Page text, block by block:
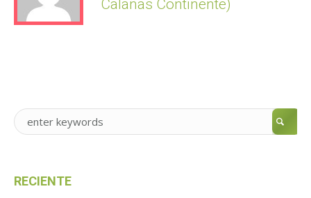
Calañas Continente)
RECIENTE